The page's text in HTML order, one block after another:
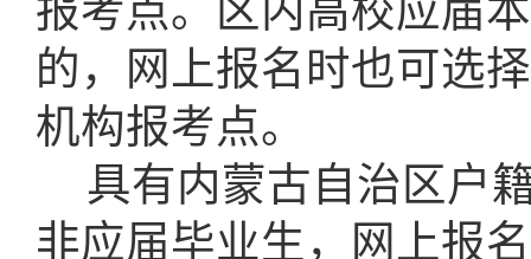
报考点。区内高校应届
的，网上报名时也可选
机构报考点。
具有内蒙古自治区户
非应届毕业生，网上报